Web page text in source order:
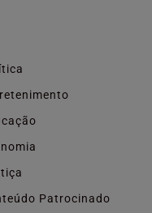
Patrocinado